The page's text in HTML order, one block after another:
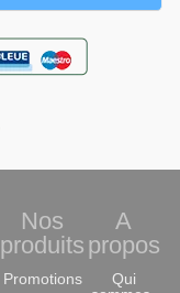
Nos
produits
Promotions
A
propos
Qui